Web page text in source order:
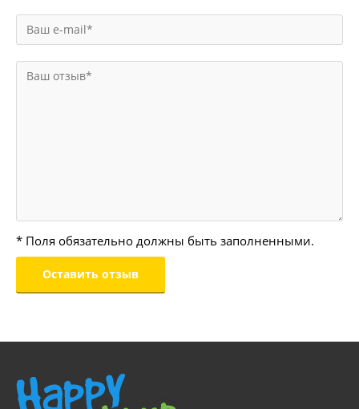
* Поля обязательно должны быть заполненными.